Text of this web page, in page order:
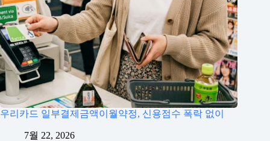
우리카드 일부결제금액이월약정, 신용점수 폭락 없이
7월 22, 2026